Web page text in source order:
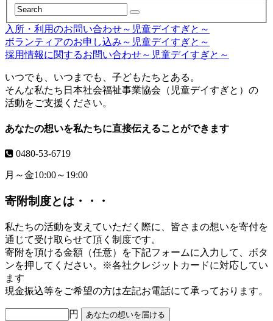
入所・利用のお問い合わせ～児童デイすぎと～
ボランティアのお申し込み～児童デイすぎと～
採用情報に関するお問い合わせ～児童デイすぎと～
いつでも、いつまでも、子どもたちとある。
そんな私たち日本社会福祉事業協会（児童デイすぎと）の
活動をご支援ください。
あなたの想いを私たちに直接伝えることができます
0480-53-6719
月～金10:00～19:00
寄附制度とは・・・
私たちの活動を支えていただく際に、皆さまの想いを寄付を
通じて受け取らせて頂く制度です。
寄附を頂ける金額（任意）を下記フォームに入力して、ボタ
ンを押してください。※各社クレジットカードに対応してい
ます
現金振込等をご希望の方は左記お電話にて承っております。
円